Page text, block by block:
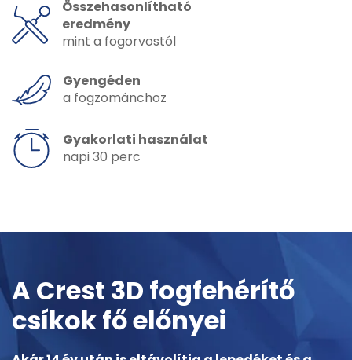
Összehasonlítható
eredmény
mint a fogorvostól
Gyengéden
a fogzománchoz
Gyakorlati használat
napi 30 perc
A Crest 3D fogfehérítő
csíkok fő előnyei